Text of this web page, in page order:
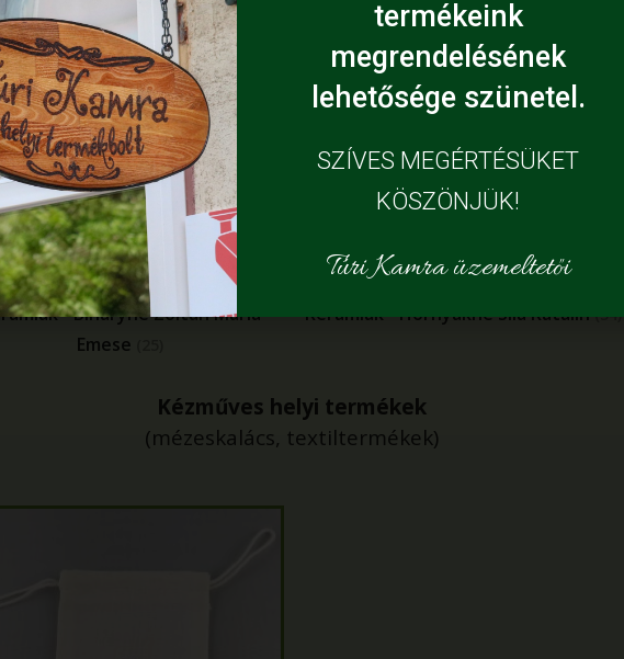
- Biharyné Zoltán Mária
Emese
Kerámiák - Hornyákné Sila Katalin(34)
Kézműves helyi termékek
(mézeskalács, textiltermékek)
termékeink
megrendelésének
lehetősége szünetel.
SZÍVES MEGÉRTÉSÜKET
KÖSZÖNJÜK!
Túri Kamra üzemeltetői